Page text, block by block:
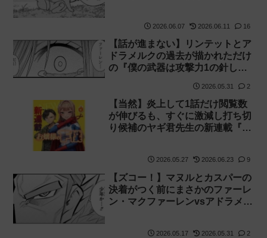
2026.06.07 2026.06.11 16
【話が進まない】リンテットとア
ドラメルクの過去が描かれただけ
の『僕の武器は攻撃力1の針しか
2026.05.31 2
【当然】炎上して1話だけ閲覧数
が伸びるも、すぐに激減し打ち切
り候補のヤギ君先生の新連載『お
2026.05.27 2026.06.23 9
【ズコー！】マヌルとカスパーの
決着がつく前にまさかのファーレ
ン・マクファーレンvsアドラメル
2026.05.17 2026.05.31 2